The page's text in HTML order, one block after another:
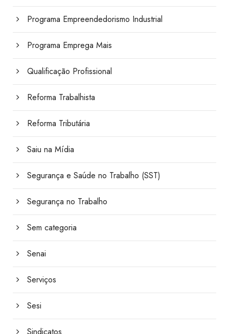
Programa Empreendedorismo Industrial
Programa Emprega Mais
Qualificação Profissional
Reforma Trabalhista
Reforma Tributária
Saiu na Mídia
Segurança e Saúde no Trabalho (SST)
Segurança no Trabalho
Sem categoria
Senai
Serviços
Sesi